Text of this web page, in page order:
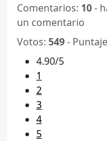
Comentarios: 10-
un comentario
Votos: 549-
4.90/5
1
2
3
4
5